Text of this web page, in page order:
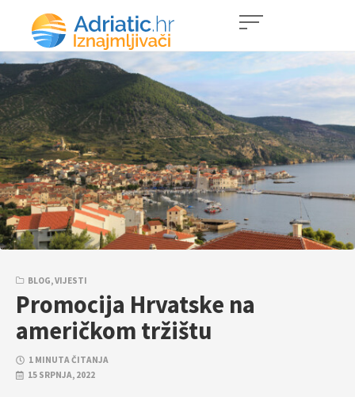
BLOG,VIJESTI
Promocija Hrvatske na
američkom tržištu
1 MINUTA ČITANJA
15 SRPNJA, 2022